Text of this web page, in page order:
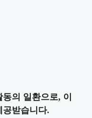
의 일환으로, 이
공받습니다.